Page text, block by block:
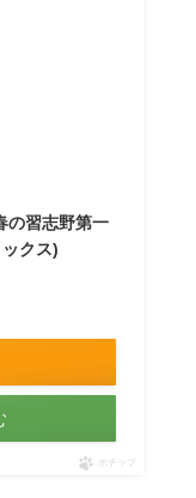
の習志野第一
クス)
ポチップ